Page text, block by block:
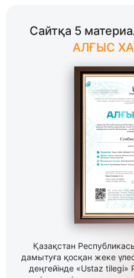
Сайтқа 5
АЛҒЫС
Қазақстан
дамытуға қосқан жеке
деңгейінде «Ustaz